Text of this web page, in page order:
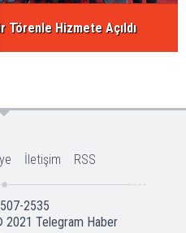
Törenle Hizmete Açıldı
İletişim RSS
2535
2021 Telegram Haber